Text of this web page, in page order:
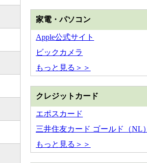
家電・パソコン
Apple公式サイト
ビックカメラ
もっと見る＞＞
クレジットカード
エポスカード
三井住友カード ゴールド（NL）
もっと見る＞＞